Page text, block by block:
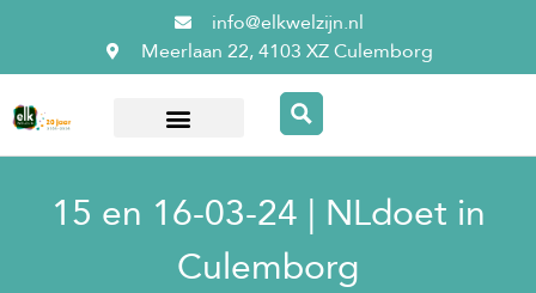
info@elkwelzijn.nl
Meerlaan 22, 4103 XZ Culemborg
15 en 16-03-24 | NLdoet in
Culemborg